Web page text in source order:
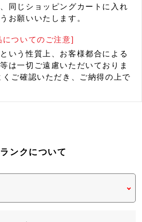
同じショッピングカートに入れ
お願いいたします。
ついてのご注意]
いう性質上、お客様都合による
は一切ご遠慮いただいておりま
ご確認いただき、ご納得の上で
ランクについて